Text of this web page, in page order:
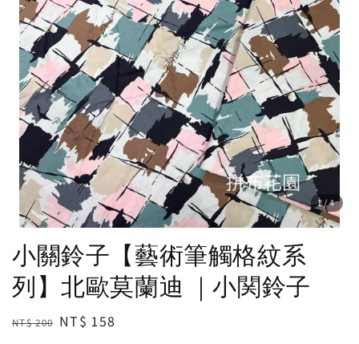
1/4
小關鈴子【藝術筆觸格紋系
列】北歐莫蘭迪 ｜小関鈴子
Regular
NT$ 200 Sale
NT$ 158